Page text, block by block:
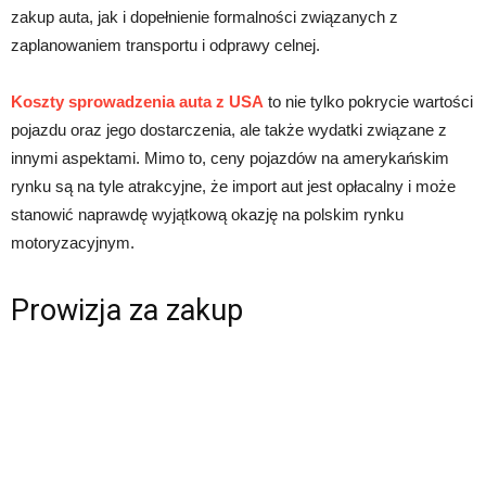
zakup auta, jak i dopełnienie formalności związanych z
zaplanowaniem transportu i odprawy celnej.
Koszty sprowadzenia auta z USA to nie tylko pokrycie wartości
pojazdu oraz jego dostarczenia, ale także wydatki związane z
innymi aspektami. Mimo to, ceny pojazdów na amerykańskim
rynku są na tyle atrakcyjne, że import aut jest opłacalny i może
stanowić naprawdę wyjątkową okazję na polskim rynku
motoryzacyjnym.
Prowizja za zakup